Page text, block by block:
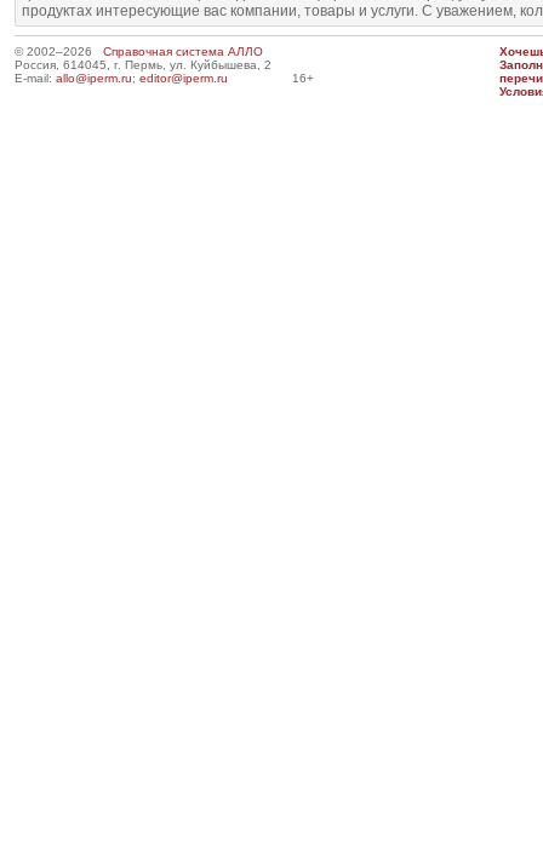
продуктах интересующие вас компании, товары и услуги. С уважением,
© 2002–2026 Справочная система АЛЛО
Россия, 614045, г. Пермь, ул. Куйбышева, 2
E-mail: allo@iperm.ru; editor@iperm.ru 16+